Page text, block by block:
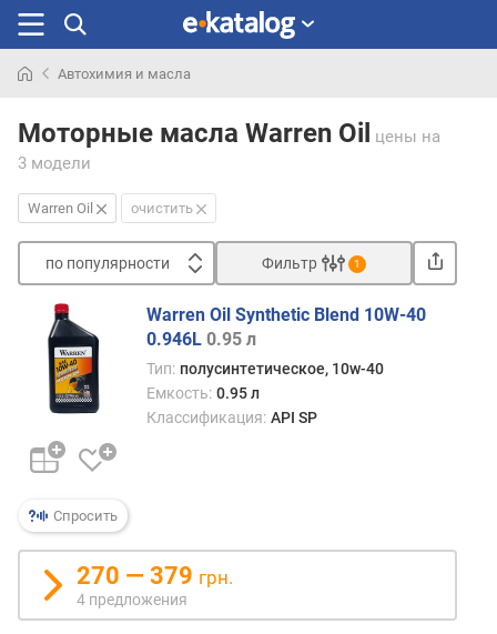
раньше
Автохимия и масла
Моторные масла Warren Oil цены на
3 модели
Warren Oil очистить
по популярности
п
о
п
о
у
л
р
н
с
Фильтр 1
Спросить
Warren Oil Synthetic Blend 10W-40
0.946L 0.95 л
Тип: полусинтетическое, 10w-40
Емкость: 0.95 л
Классификация: API SP
270 — 379 грн.
4 предложения